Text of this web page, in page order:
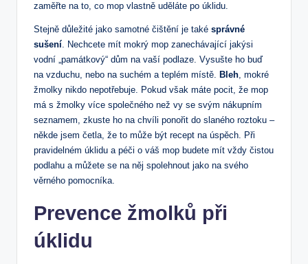
zaměřte na to, co mop vlastně uděláte po úklidu.
Stejně důležité jako samotné ‌čištění je ⁣také správné
sušení. Nechcete ⁤mít mokrý ​mop zanechávající jakýsi
vodní „památkový“ dům na vaší podlaze.​ Vysušte ho buď
na⁢ vzduchu, nebo na‌ suchém a teplém‌ místě. Bleh, mokré
žmolky‌ nikdo nepotřebuje. Pokud však máte pocit,⁣ že mop
má s žmolky více společného ⁣než vy se svým nákupním
seznamem, ⁣zkuste ho na chvíli ponořit do slaného roztoku –
někde jsem četla, že to může být recept na úspěch. Při⁢
pravidelném ⁤úklidu a péči o váš mop budete mít vždy čistou
podlahu a můžete se na něj spolehnout jako ⁤na svého
věrného‌ pomocníka.
Prevence žmolků při
úklidu